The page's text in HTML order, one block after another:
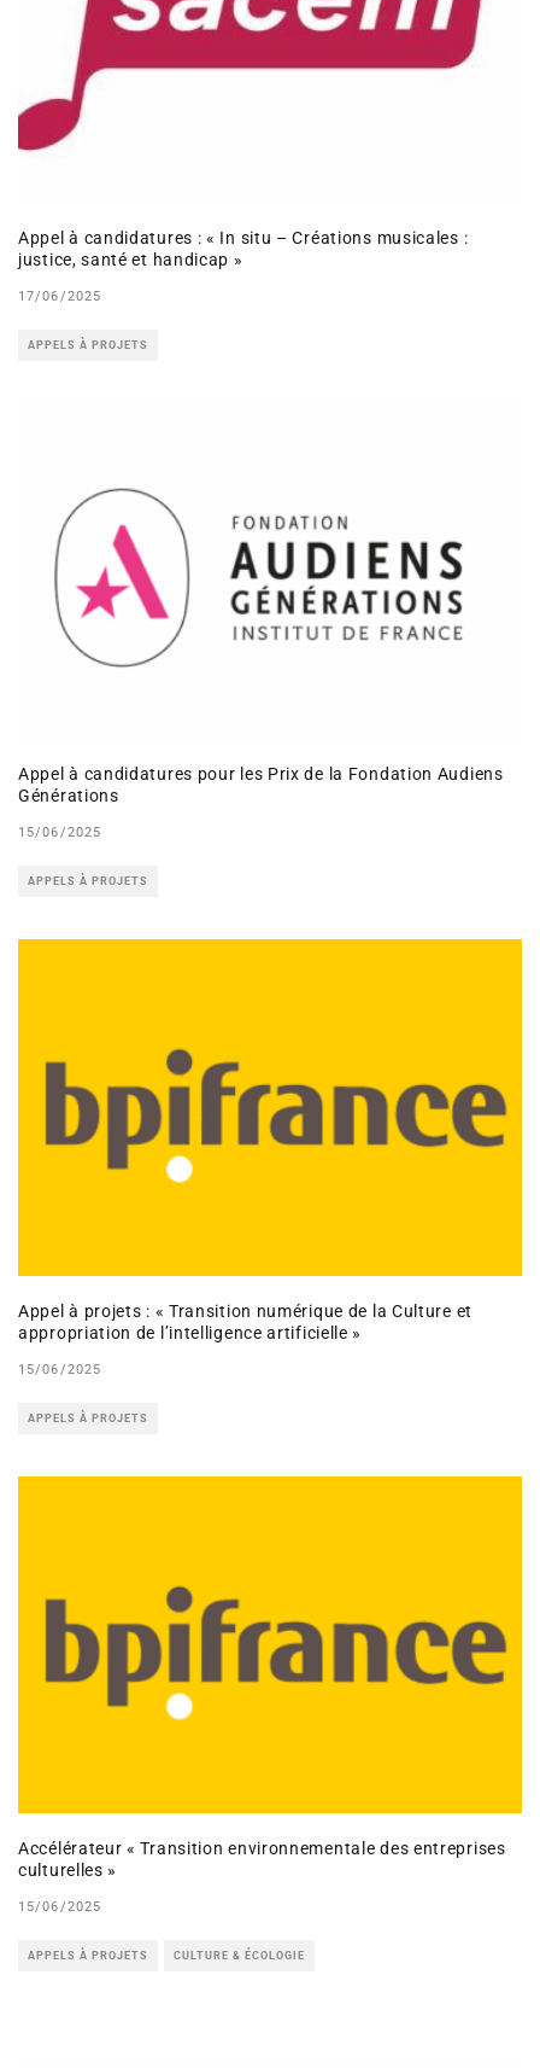
Appel à candidatures : « In situ – Créations musicales :
justice, santé et handicap »
17/06/2025
APPELS À PROJETS
Appel à candidatures pour les Prix de la Fondation Audiens
Générations
15/06/2025
APPELS À PROJETS
Appel à projets : « Transition numérique de la Culture et
appropriation de l’intelligence artificielle »
15/06/2025
APPELS À PROJETS
Accélérateur « Transition environnementale des entreprises
culturelles »
15/06/2025
APPELS À PROJETS CULTURE & ÉCOLOGIE